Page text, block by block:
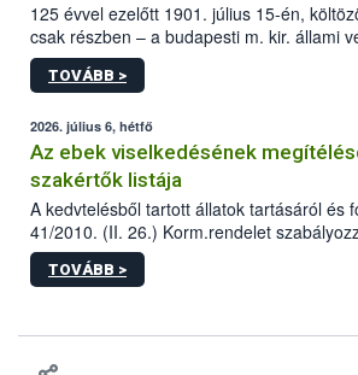
125 évvel ezelőtt 1901. július 15-én,
csak részben – a budapesti m. kir. állami
állomás a Kis Rókus utca 15. szám alatti,
tervezett új épületébe.
TOVÁBB >
2026. július 6, hétfő
Az ebek viselkedésének
szakértők listája
A kedvtelésből tartott állatok tartásáról és
41/2010. (II. 26.) Korm.rendelet
sérülés, illetve ennek veszélye
hatósági feladatokat, valamint a veszélyes
TOVÁBB >